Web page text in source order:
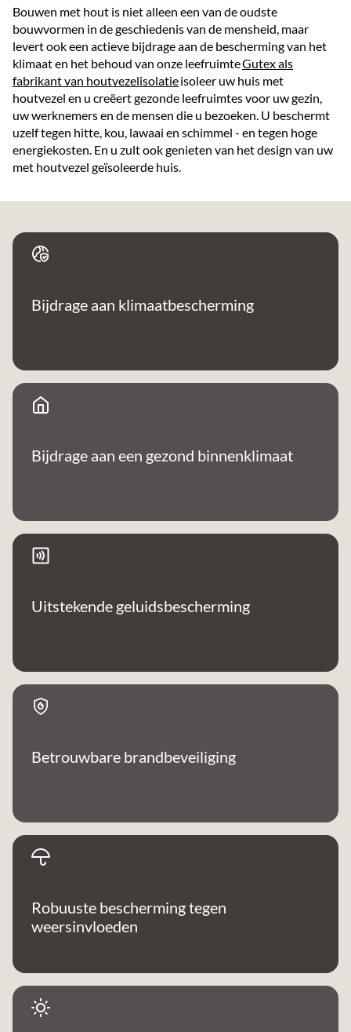
Bouwen met hout is niet alleen een van de oudste
bouwvormen in de geschiedenis van de mensheid, maar
levert ook een actieve bijdrage aan de bescherming van het
klimaat en het behoud van onze leefruimteGutex als
fabrikant van houtvezelisolatieisoleer uw huis met
houtvezel en u creëert gezonde leefruimtes voor uw gezin,
uw werknemers en de mensen die u bezoeken. U beschermt
uzelf tegen hitte, kou, lawaai en schimmel - en tegen hoge
energiekosten. En u zult ook genieten van het design van uw
met houtvezel geïsoleerde huis.
Bijdrage aan klimaatbescherming
Bijdrage aan een gezond binnenklimaat
Uitstekende geluidsbescherming
Betrouwbare brandbeveiliging
Robuuste bescherming tegen
weersinvloeden